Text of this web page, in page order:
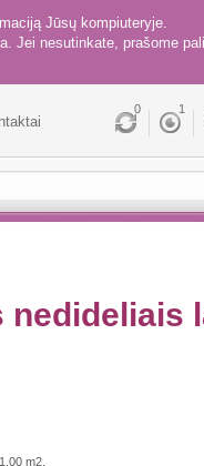
Jūsų kompiuteryje.
Jei nesutinkate, prašome
0 1
1.00 m2.